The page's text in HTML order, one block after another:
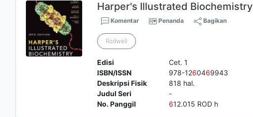
Harper's Illustrated Biochemistry
Komentar Penanda Bagikan
Rodwell
Edisi
Cet. 1
ISBN/ISSN
978-1260469943
Deskripsi Fisik
818 hal.
Judul Seri
-
No. Panggil
612.015 ROD h